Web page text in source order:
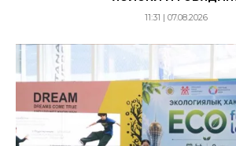
11:31 | 07.08.2026